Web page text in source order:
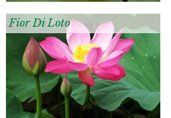
Fior Di Loto